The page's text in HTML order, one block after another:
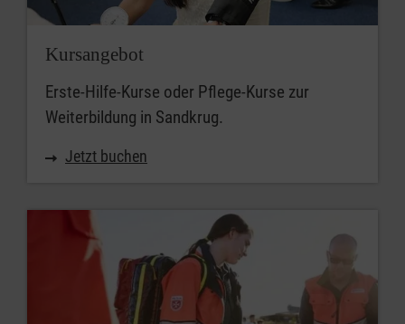
Kursangebot
Erste-Hilfe-Kurse oder Pflege-Kurse zur
Weiterbildung in Sandkrug.
Jetzt buchen